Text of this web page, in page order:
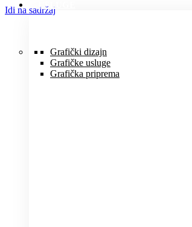
Idi na sadržajUSLUGE
Grafički dizajn
Grafičke usluge
Grafička priprema